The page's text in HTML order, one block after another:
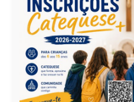
► 🔇 Parado